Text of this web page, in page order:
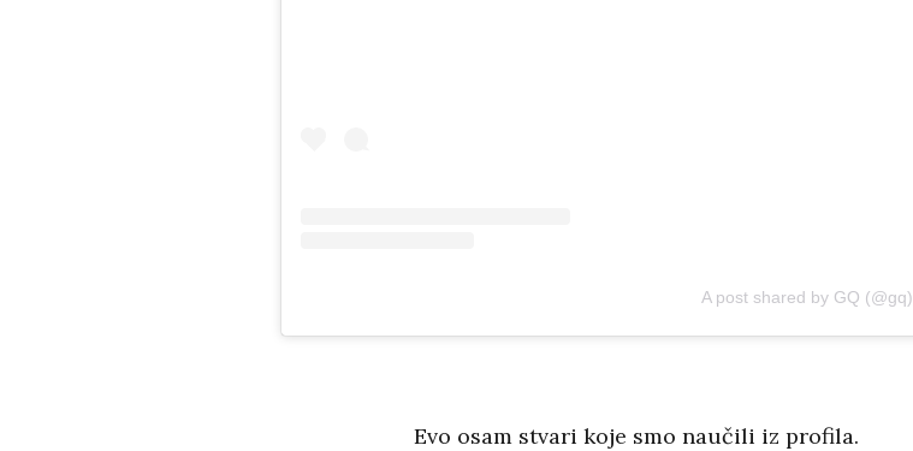
A post shared by GQ (@gq)
Evo osam stvari koje smo naučili iz profila.